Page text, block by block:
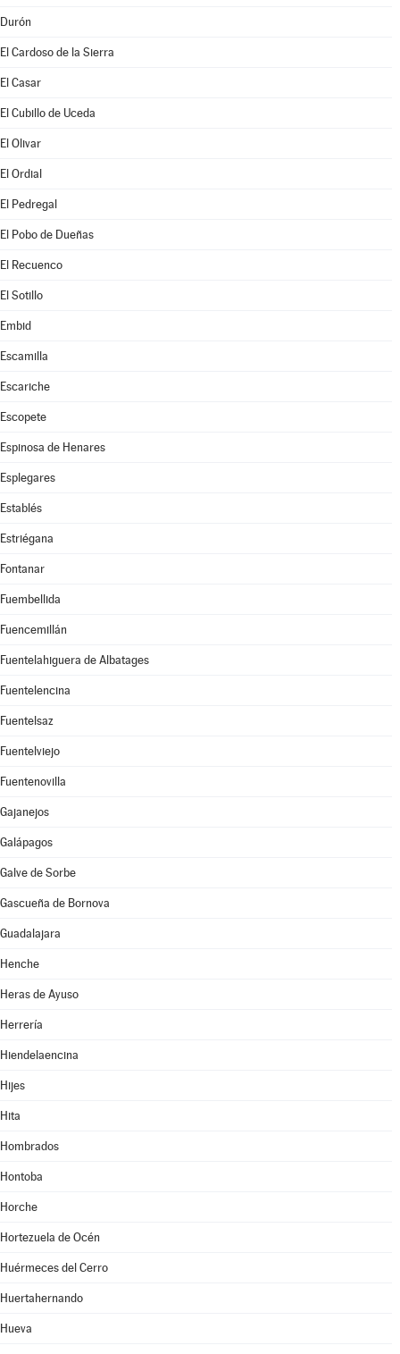
Durón
El Cardoso de la Sierra
El Casar
El Cubillo de Uceda
El Olivar
El Ordial
El Pedregal
El Pobo de Dueñas
El Recuenco
El Sotillo
Embid
Escamilla
Escariche
Escopete
Espinosa de Henares
Esplegares
Establés
Estriégana
Fontanar
Fuembellida
Fuencemillán
Fuentelahiguera de Albatages
Fuentelencina
Fuentelsaz
Fuentelviejo
Fuentenovilla
Gajanejos
Galápagos
Galve de Sorbe
Gascueña de Bornova
Guadalajara
Henche
Heras de Ayuso
Herrería
Hiendelaencina
Hijes
Hita
Hombrados
Hontoba
Horche
Hortezuela de Océn
Huérmeces del Cerro
Huertahernando
Hueva